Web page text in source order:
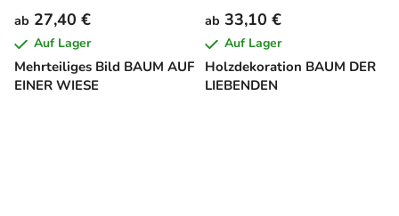
Mehrteiliges Bild BAUM AUF
EINER WIESE
ab 27,40 €
Auf Lager
Holzdekoration BAUM DER
LIEBENDEN
ab 33,10 €
Auf Lager